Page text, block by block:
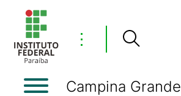
⋮
Campina Grande